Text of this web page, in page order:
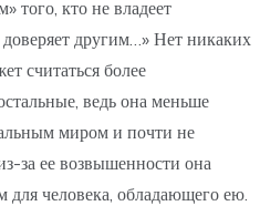
того, кто не владеет
другим…» Нет никаких
считаться более
ведь она меньше
миром и почти не
за ее возвышенности она
для человека, обладающего ею.